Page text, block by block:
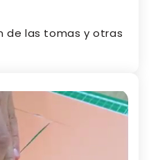
de las tomas y otras